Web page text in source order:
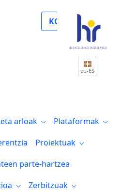
KOLABORATU
eu-ES
arloak
Plataformak
Proiektuak
parte-hartzea
Zerbitzuak